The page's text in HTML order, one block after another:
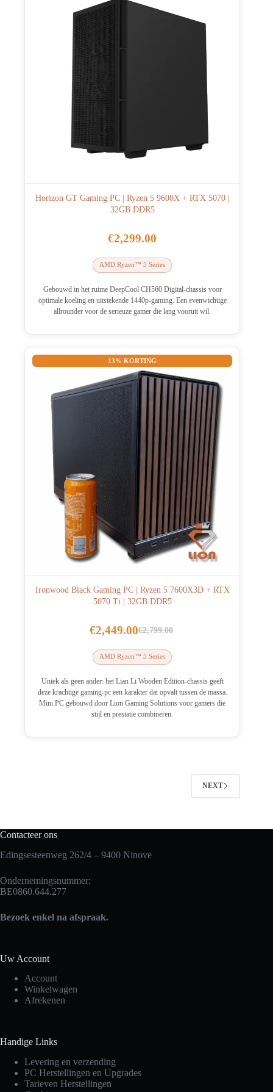
Horizon GT Gaming PC | Ryzen 5 9600X + RTX 5070 |
32GB DDR5
€2,299.00
AMD Ryzen™ 5 Series
Gebouwd in het ruime DeepCool CH560 Digital-chassis voor
optimale koeling en uitstekende 1440p-gaming. Een evenwichtige
allrounder voor de serieuze gamer die lang vooruit wil.
13% KORTING
Ironwood Black Gaming PC | Ryzen 5 7600X3D + RTX
5070 Ti | 32GB DDR5
€2,799.00
Oorspronkelijke
prijs
was:
€2,799.00.
€2,449.00Huidige
prijs
is:
€2,449.00.
AMD Ryzen™ 5 Series
Uniek als geen ander: het Lian Li Wooden Edition-chassis geeft
deze krachtige gaming-pc een karakter dat opvalt tussen de massa.
Mini PC gebouwd door Lion Gaming Solutions voor gamers die
stijl en prestatie combineren.
NEXT
Contacteer ons
Edingsesteenweg 262/4 – 9400 Ninove
Ondernemingsnummer:
BE0860.644.277
Bezoek enkel na afspraak.
Uw Account
Account
Winkelwagen
Afrekenen
Handige Links
Levering en verzending
PC Herstellingen en Upgrades
Tarieven Herstellingen